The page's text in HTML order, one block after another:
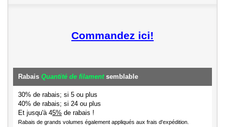
Commandez ici!
Rabais Quantité de filamentsemblable
30% de rabais; si 5 ou plus
40% de rabais; si 24 ou plus
Et jusqu'à 45% de rabais !
Rabais de grands volumes également appliqués aux frais d'expédition.